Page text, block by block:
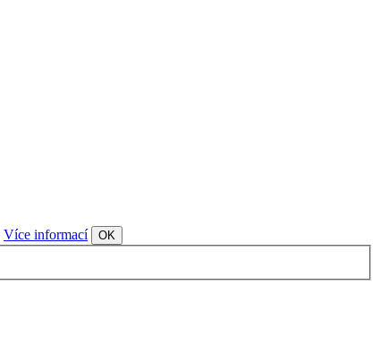
Více informací OK